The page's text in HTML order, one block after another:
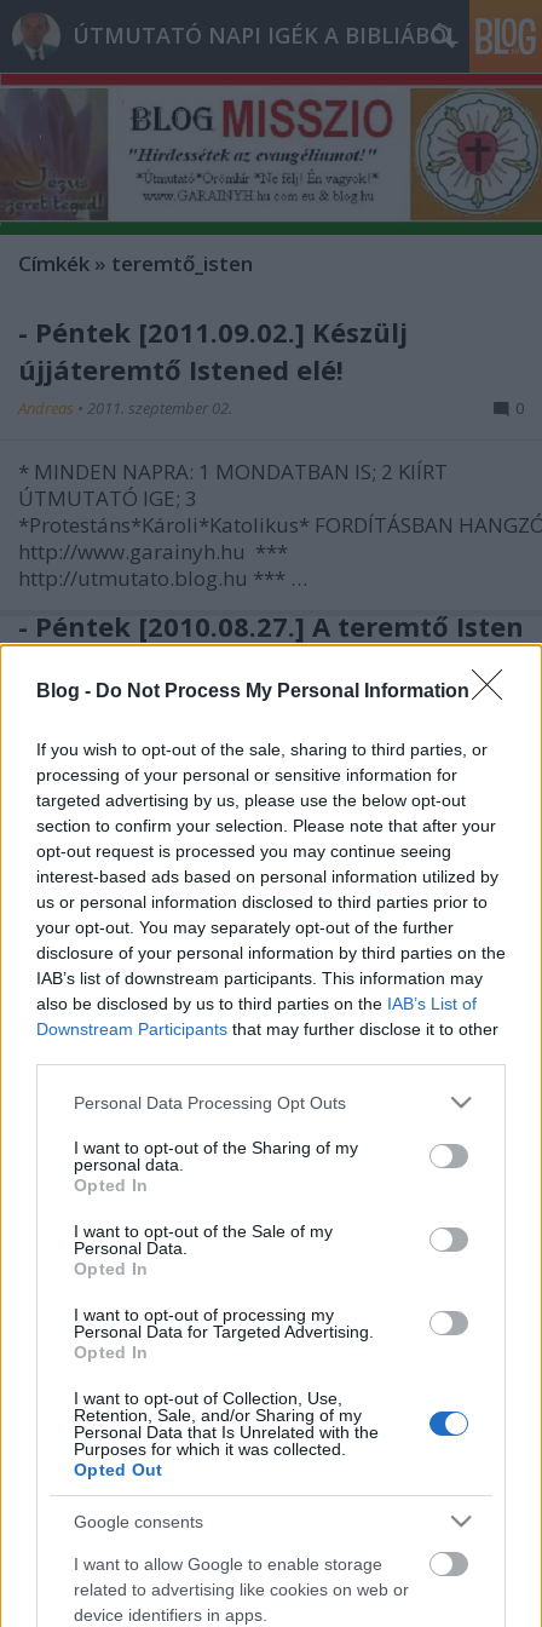
Blog - Do Not Process My Personal Information
If you wish to opt-out of the sale, sharing to third parties, or
processing of your personal or sensitive information for
targeted advertising by us, please use the below opt-out
section to confirm your selection. Please note that after your
opt-out request is processed you may continue seeing
interest-based ads based on personal information utilized by
us or personal information disclosed to third parties prior to
your opt-out. You may separately opt-out of the further
disclosure of your personal information by third parties on the
IAB’s list of downstream participants. This information may
also be disclosed by us to third parties on the IAB’s List of
Downstream Participants that may further disclose it to other
Please note that this website/app uses one or more Google
not limited to your visit or usage behaviour. You may click to
grant or deny consent to Google and its third-party tags to
use your data for below specified purposes in below Google
consent section.
Personal Data Processing Opt Outs
I want to opt-out of the Sharing of my
personal data.
Opted In
I want to opt-out of the Sale of my
Personal Data.
Opted In
I want to opt-out of processing my
Personal Data for Targeted Advertising.
Opted In
I want to opt-out of Collection, Use,
Retention, Sale, and/or Sharing of my
Personal Data that Is Unrelated with the
Purposes for which it was collected.
Opted Out
Google consents
I want to allow Google to enable storage
related to advertising like cookies on web or
device identifiers in apps.
ÚTMUTATÓ NAPI IGÉK A BIBLIÁBÓL
Címkék » teremtő_isten
- Péntek [2011.09.02.] Készülj
újjáteremtő Istened elé!
Andreas • 2011. szeptember 02. 0
* MINDEN NAPRA: 1 MONDATBAN IS; 2 KIÍRT
ÚTMUTATÓ IGE; 3
*Protestáns*Károli*Katolikus* FORDÍTÁSBAN
http://www.garainyh.hu ***
http://utmutato.blog.hu *** …
- Péntek [2010.08.27.] A teremtő Isten
Andreas• 2010. augusztus 27.
*MINDEN NAPRA:1 MONDATBAN IS; 2 ÚTMUTATÓ
IGE, 3 FORDÍTÁSBANhttp://www.garainyh.hu ***
http://utmutato.blog.hu ***
http://www.garainyh.hu/utmutato/utmutato.htm -
[2010.08.27.] *** AZ ÚRISTEN MAI KIJELENTÉSE A
SZENTÍRÁSBÓL…
- Péntek [2010.02.05.] Az Atya
gyermekei vagyunk a Fiú érdeméért
Andreas•2010. február 05.
*MINDEN NAPRA:1 MONDATBAN IS; 2 ÚTMUTATÓ
http://utmutato.blog.hu ***
http://www.garainyh.hu/utmutato - Péntek
ölében is rád…
- Vasárnap [2010.01.31.] A világ
teremtésének kijelentett titka
*MINDEN NAPRA:1 MONDATBAN IS; 2 ÚTMUTATÓ
IGE, 3 FORDÍTÁSBANhttp://www.garainyh.hu ***
http://utmutato.blog.hu ***
http://www.garainyh.hu/utmutato - Vasárnap
[2010.01.31.] Zsolt 33,6Zsid 11,3 Az ÚR igéje
alkotta az…